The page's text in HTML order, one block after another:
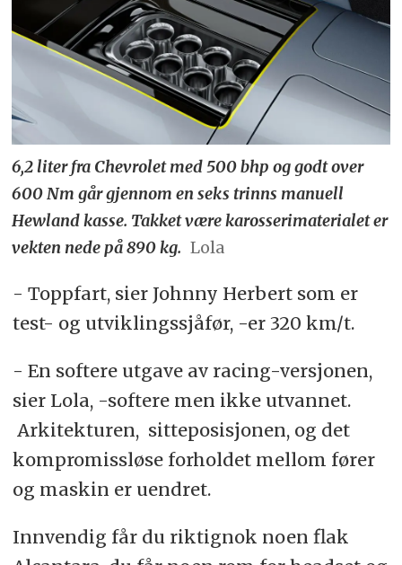
6,2 liter fra Chevrolet med 500 bhp og godt over
600 Nm går gjennom en seks trinns manuell
Hewland kasse. Takket være karosserimaterialet er
vekten nede på 890 kg. Lola
- Toppfart, sier Johnny Herbert som er
test- og utviklingssjåfør, -er 320 km/t.
- En softere utgave av racing-versjonen,
sier Lola, -softere men ikke utvannet.
Arkitekturen, sitteposisjonen, og det
kompromissløse forholdet mellom fører
og maskin er uendret.
Innvendig får du riktignok noen flak